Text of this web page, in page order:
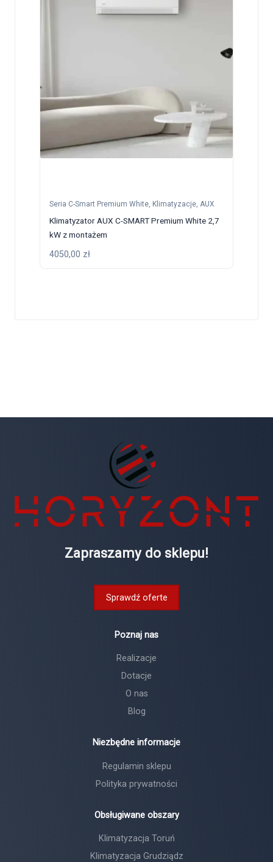
Seria C-Smart Premium White, Klimatyzacje,AUX
Klimatyzator AUX C-SMART Premium White 2,7
kW z montażem
4050,00 zł
Zapraszamy do sklepu!
Sprawdź oferte
Poznaj nas
Realizacje
Dotacje
O nas
Blog
Niezbędne informacje
Regulamin sklepu
Polityka prywatności
Obsługiwane obszary
Klimatyzacja Toruń
Klimatyzacja Grudziądz